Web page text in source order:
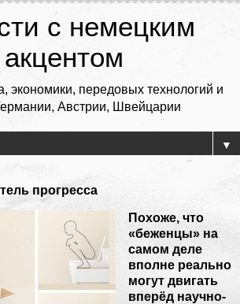
с немецким
акцентом
экономики, передовых технологий и
Австрии, Швейцарии
▼
прогресса
Похоже, что
«беженцы» на
самом деле
вполне реально
могут двигать
вперёд научно-